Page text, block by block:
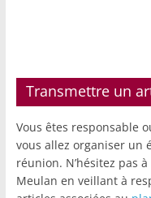
Transmettre un
Vous êtes responsable
vous allez organiser un
réunion. N’hésitez pas
Meulan en veillant à